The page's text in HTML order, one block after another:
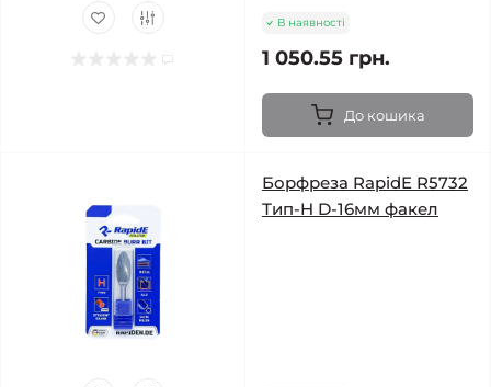
В наявності
1 050.55 грн.
До кошика
Борфреза RapidE R5732
Тип-H D-16мм факел